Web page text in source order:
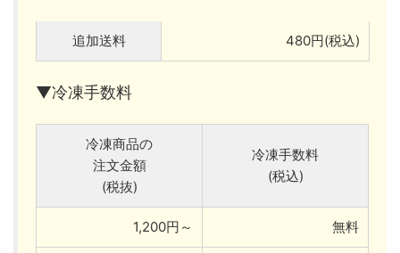
追加送料 480円(税込)
▼冷凍手数料
冷凍商品の
注文金額
(税抜)
冷凍手数料
(税込)
1,200円～ 無料